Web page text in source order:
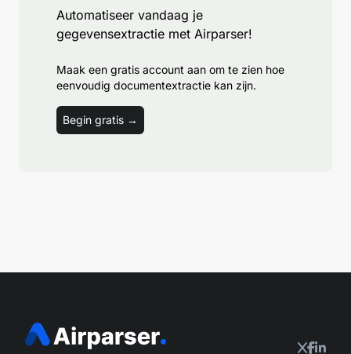
Automatiseer vandaag je
gegevensextractie met Airparser!
Maak een gratis account aan om te zien hoe
eenvoudig documentextractie kan zijn.
Begin gratis →